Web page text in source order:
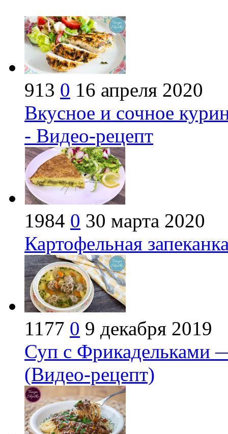
913 0 16 апреля 2020
Вкусное и сочное
- Видео-рецепт
1984 0 30 марта 2020
Картофельная
1177 0 9 декабря 2019
Суп с Фрикадельками
(Видео-рецепт)